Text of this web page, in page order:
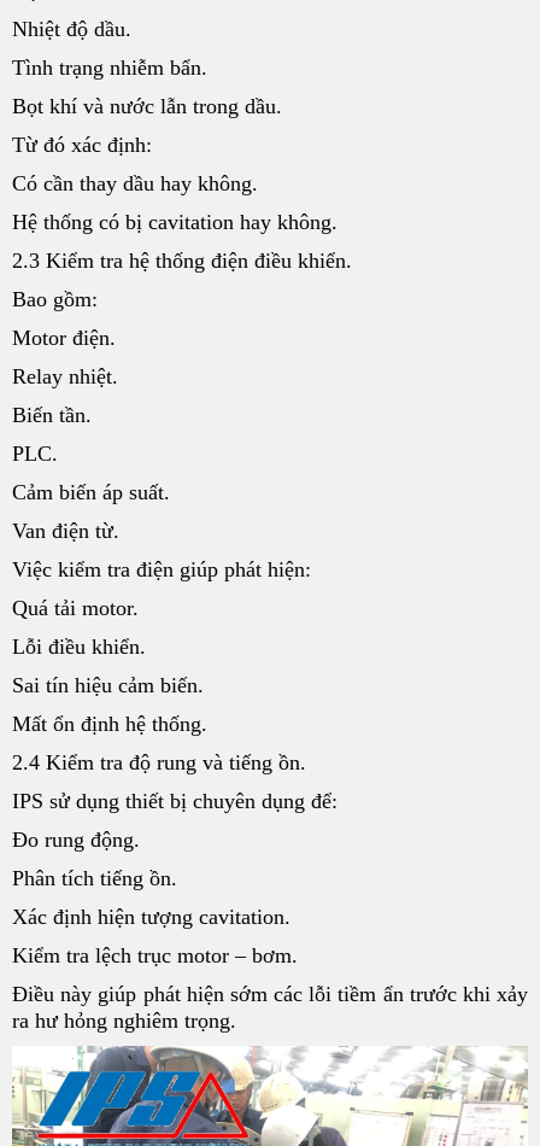
Nhiệt độ dầu.
Tình trạng nhiễm bẩn.
Bọt khí và nước lẫn trong dầu.
Từ đó xác định:
Có cần thay dầu hay không.
Hệ thống có bị cavitation hay không.
2.3 Kiểm tra hệ thống điện điều khiển.
Bao gồm:
Motor điện.
Relay nhiệt.
Biến tần.
PLC.
Cảm biến áp suất.
Van điện từ.
Việc kiểm tra điện giúp phát hiện:
Quá tải motor.
Lỗi điều khiển.
Sai tín hiệu cảm biến.
Mất ổn định hệ thống.
2.4 Kiểm tra độ rung và tiếng ồn.
IPS sử dụng thiết bị chuyên dụng để:
Đo rung động.
Phân tích tiếng ồn.
Xác định hiện tượng cavitation.
Kiểm tra lệch trục motor – bơm.
Điều này giúp phát hiện sớm các lỗi tiềm ẩn trước khi xảy
ra hư hỏng nghiêm trọng.